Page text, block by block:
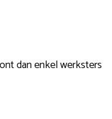
dan enkel werksters